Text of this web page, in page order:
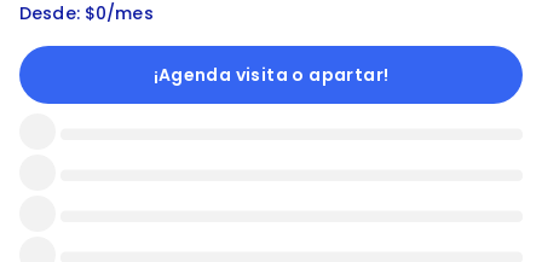
Desde: $0/mes
¡Agenda visita o apartar!